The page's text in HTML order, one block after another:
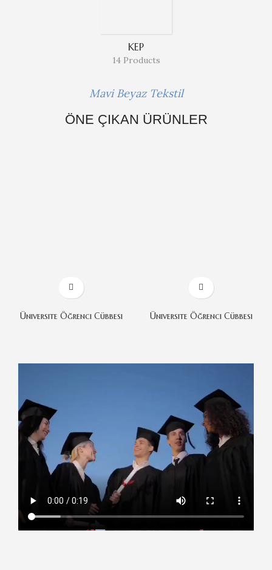
KEP
14 Products
Mavi Beyaz Tekstil
ÖNE ÇIKAN ÜRÜNLER
Üniversite Öğrenci Cübbesi Üniversite Öğrenci Cübbesi